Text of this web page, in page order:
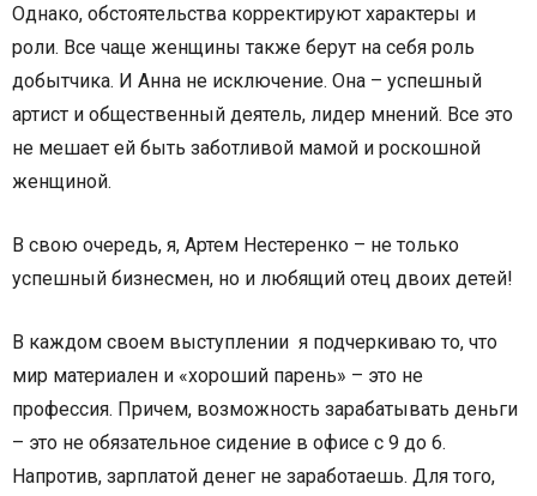
Однако, обстоятельства корректируют характеры и
роли. Все чаще женщины также берут на себя роль
добытчика. И Анна не исключение. Она – успешный
артист и общественный деятель, лидер мнений. Все это
не мешает ей быть заботливой мамой и роскошной
женщиной.
В свою очередь, я, Артем Нестеренко – не только
успешный бизнесмен, но и любящий отец двоих детей!
В каждом своем выступлении я подчеркиваю то, что
мир материален и «хороший парень» – это не
профессия. Причем, возможность зарабатывать деньги
– это не обязательное сидение в офисе с 9 до 6.
Напротив, зарплатой денег не заработаешь. Для того,